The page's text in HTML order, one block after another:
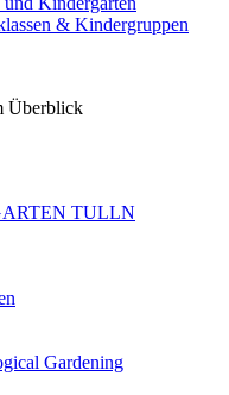
& Kindergruppen
Überblick
TULLN
Gardening